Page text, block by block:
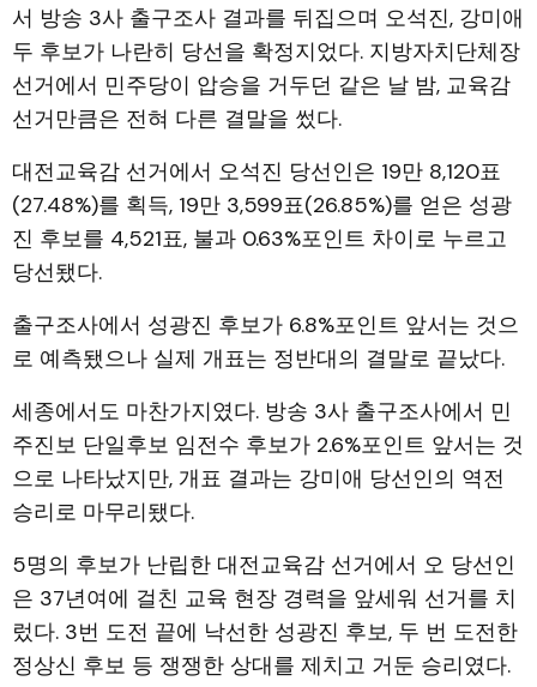
서 방송 3사 출구조사 결과를 뒤집으며 오석진, 강미애
두 후보가 나란히 당선을 확정지었다. 지방자치단체장
선거에서 민주당이 압승을 거두던 같은 날 밤, 교육감
선거만큼은 전혀 다른 결말을 썼다.
대전교육감 선거에서 오석진 당선인은 19만 8,120표
(27.48%)를 획득, 19만 3,599표(26.85%)를 얻은 성광
진 후보를 4,521표, 불과 0.63%포인트 차이로 누르고
당선됐다.
출구조사에서 성광진 후보가 6.8%포인트 앞서는 것으
로 예측됐으나 실제 개표는 정반대의 결말로 끝났다.
세종에서도 마찬가지였다. 방송 3사 출구조사에서 민
주진보 단일후보 임전수 후보가 2.6%포인트 앞서는 것
으로 나타났지만, 개표 결과는 강미애 당선인의 역전
승리로 마무리됐다.
5명의 후보가 난립한 대전교육감 선거에서 오 당선인
은 37년여에 걸친 교육 현장 경력을 앞세워 선거를 치
렀다. 3번 도전 끝에 낙선한 성광진 후보, 두 번 도전한
정상신 후보 등 쟁쟁한 상대를 제치고 거둔 승리였다.